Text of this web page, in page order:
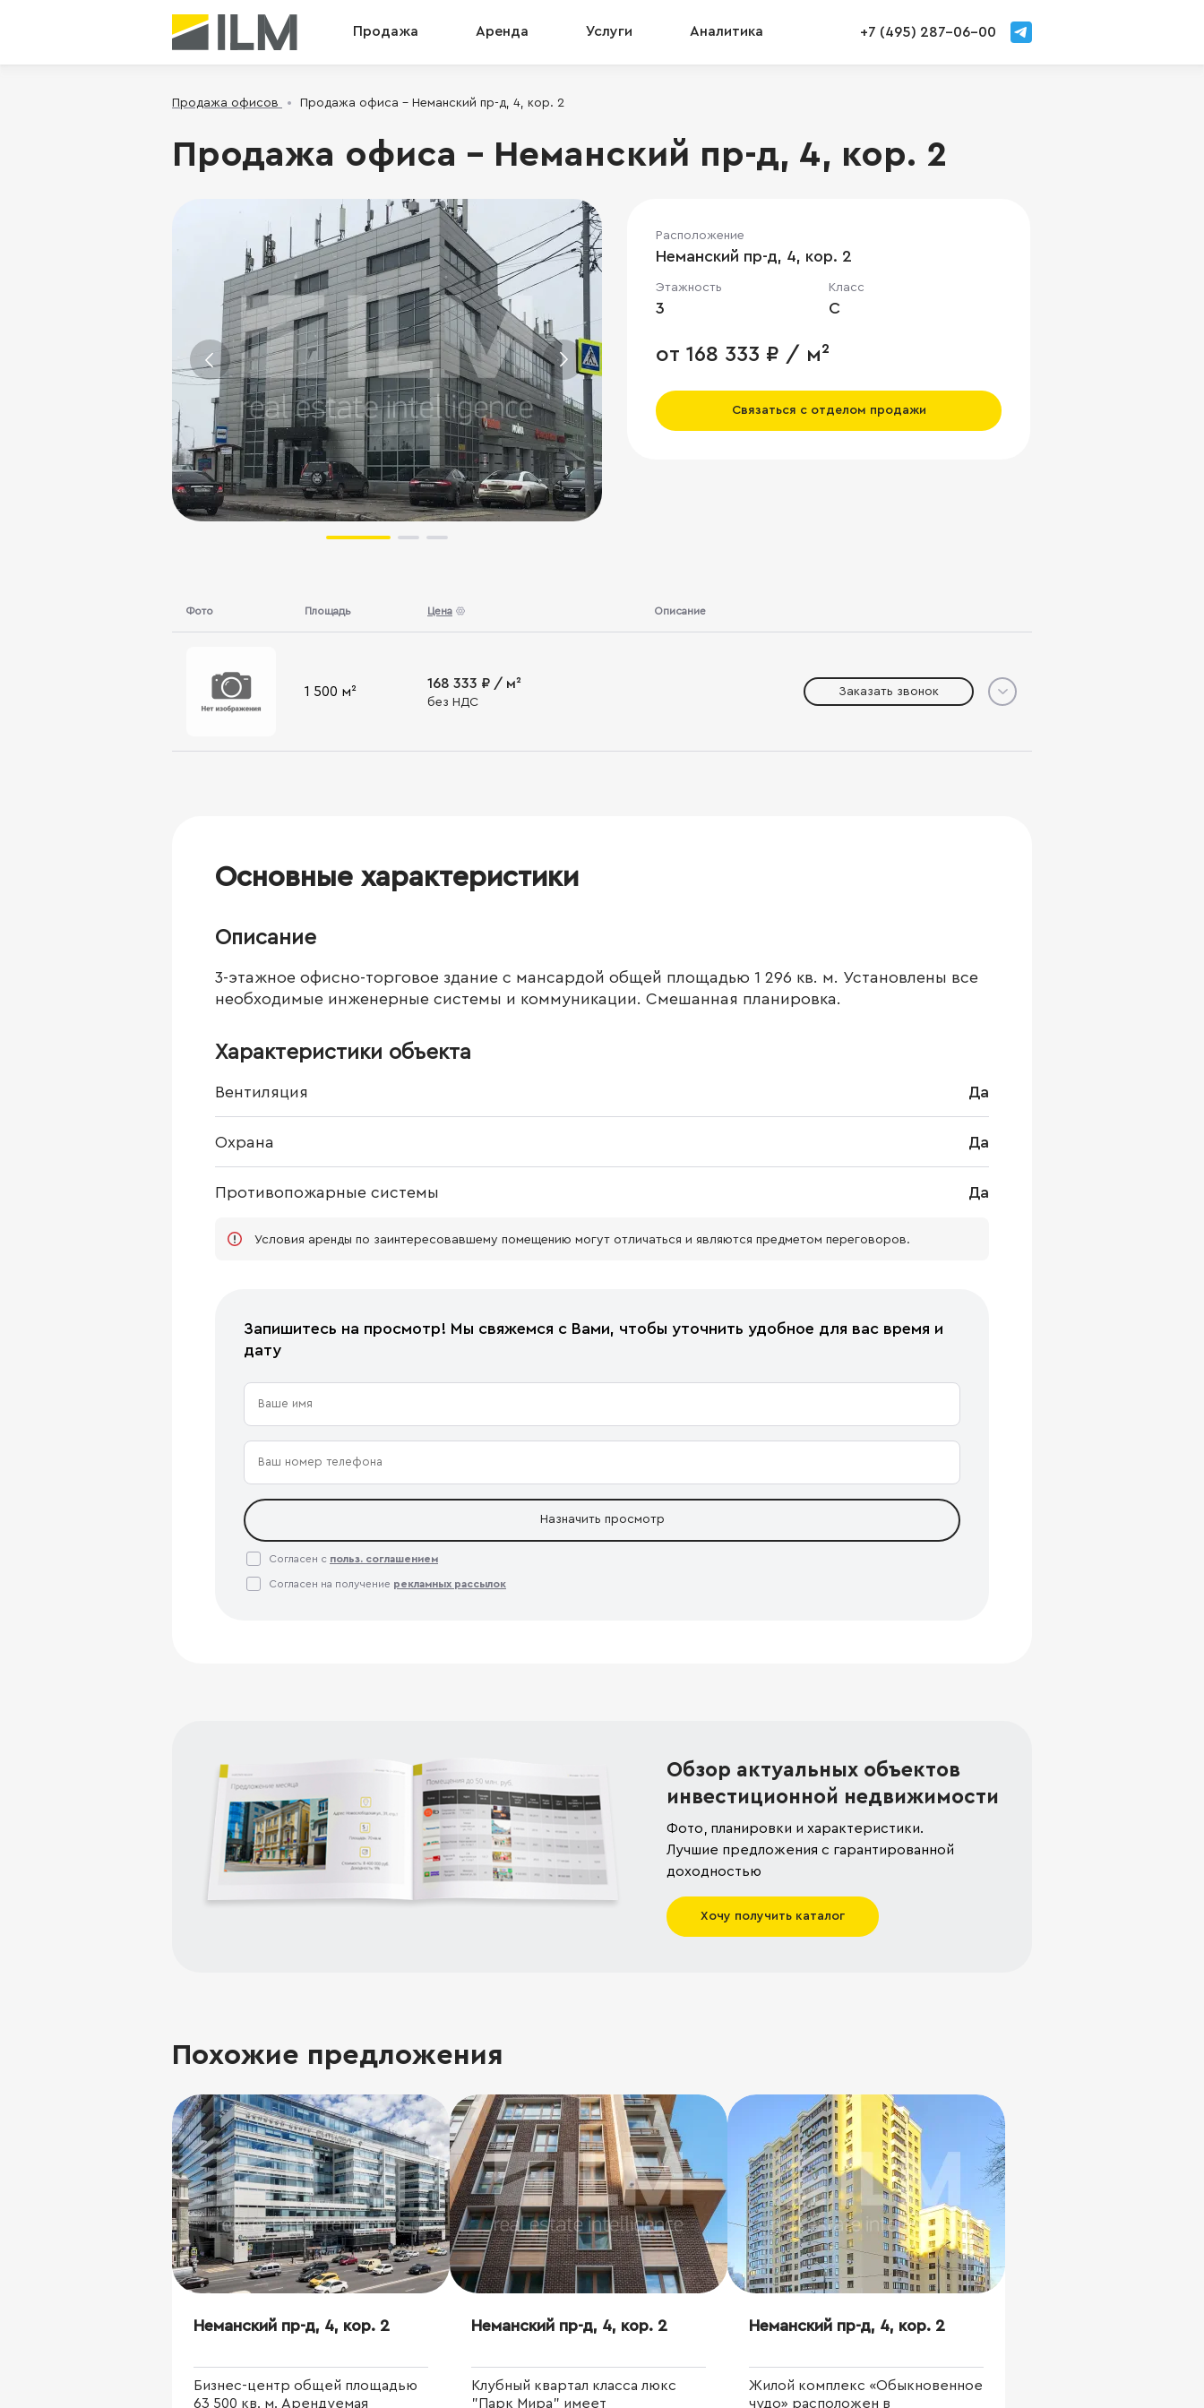
Продажа Аренда Услуги Аналитика +7 (495) 287-06-00
Продажа офисов Продажа офиса - Неманский пр-д, 4, кор. 2
Продажа офиса - Неманский пр-д, 4, кор. 2
Расположение
Неманский пр-д, 4, кор. 2
Этажность
3
Класс
C
от 168 333 ₽ / м²
Связаться с отделом продажи
Фото Площадь Цена Описание
1 500 м²
168 333 ₽ / м²
без НДС
Заказать звонок
Основные характеристики
Описание
3-этажное офисно-торговое здание с мансардой общей площадью 1 296 кв. м. Установлены все
необходимые инженерные системы и коммуникации. Смешанная планировка.
Характеристики объекта
Вентиляция Да
Охрана Да
Противопожарные системы Да
Условия аренды по заинтересовавшему помещению могут отличаться и являются предметом переговоров.
Запишитесь на просмотр! Мы свяжемся с Вами, чтобы уточнить удобное для вас время и
дату
Назначить просмотр
Согласен с польз. соглашением
Согласен на получение рекламных рассылок
Обзор актуальных объектов
инвестиционной недвижимости
Фото, планировки и характеристики.
Лучшие предложения с гарантированной
доходностью
Хочу получить каталог
Похожие предложения
Неманский пр-д, 4, кор. 2
Бизнес-центр общей площадью
63 500 кв. м. Арендуемая
Неманский пр-д, 4, кор. 2
Клубный квартал класса люкс
"Парк Мира" имеет
Неманский пр-д, 4, кор. 2
Жилой комплекс «Обыкновенное
чудо» расположен в